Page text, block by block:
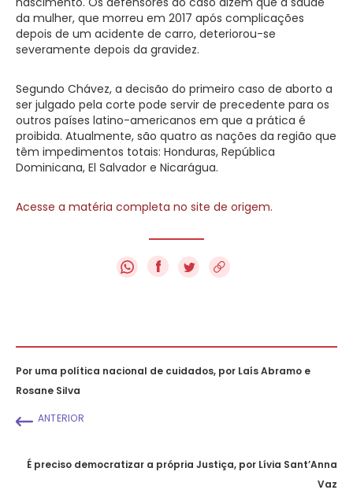
da mulher, que morreu em 2017 após complicações
depois de um acidente de carro, deteriorou-se
severamente depois da gravidez.
Segundo Chávez, a decisão do primeiro caso de aborto a
ser julgado pela corte pode servir de precedente para os
outros países latino-americanos em que a prática é
proibida. Atualmente, são quatro as nações da região que
têm impedimentos totais: Honduras, República
Dominicana, El Salvador e Nicarágua.
Acesse a matéria completa no site de origem.
f
Por uma política nacional de cuidados, por Laís Abramo e
Rosane Silva
ANTERIOR
É preciso democratizar a própria Justiça, por Lívia Sant’Anna
Vaz